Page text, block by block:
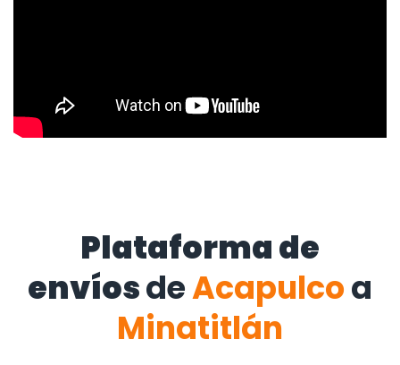
Plataforma de
envíosdeAcapulcoa
Minatitlán